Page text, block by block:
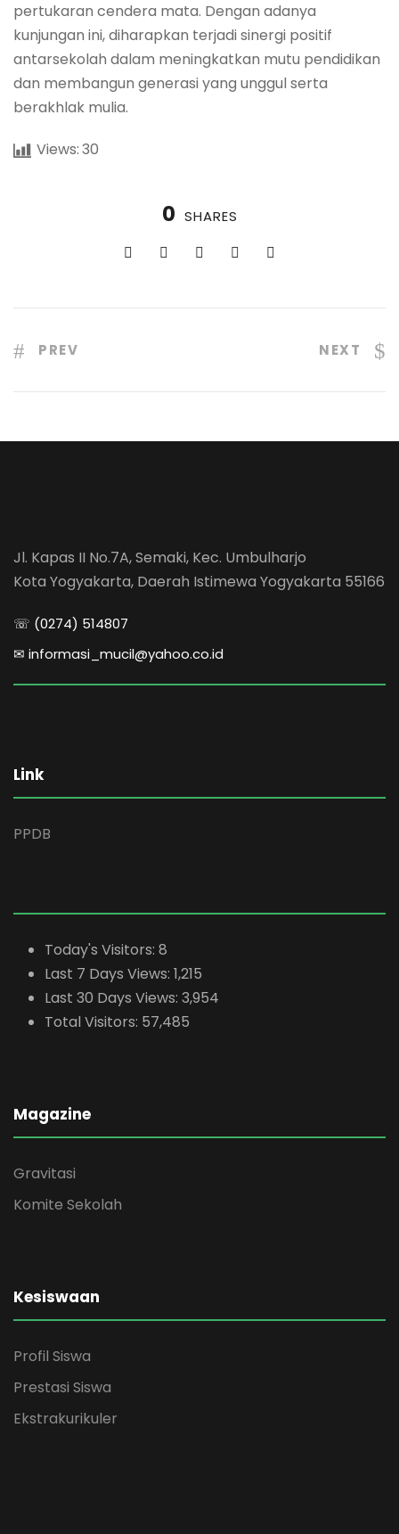
pertukaran cendera mata. Dengan adanya
kunjungan ini, diharapkan terjadi sinergi positif
antarsekolah dalam meningkatkan mutu pendidikan
dan membangun generasi yang unggul serta
berakhlak mulia.
Views:30
0 SHARES
PREV NEXT
Jl. Kapas II No.7A, Semaki, Kec. Umbulharjo
Kota Yogyakarta, Daerah Istimewa Yogyakarta 55166
☏ (0274) 514807
✉ informasi_mucil@yahoo.co.id
Link
PPDB
Today's Visitors: 8
Last 7 Days Views: 1,215
Last 30 Days Views: 3,954
Total Visitors: 57,485
Magazine
Gravitasi
Komite Sekolah
Kesiswaan
Profil Siswa
Prestasi Siswa
Ekstrakurikuler